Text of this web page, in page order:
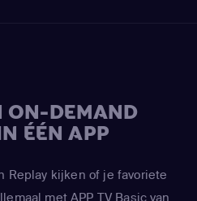
ON-DEMAND
ÉÉN APP
Replay kijken of je favoriete
met APP TV Basic van